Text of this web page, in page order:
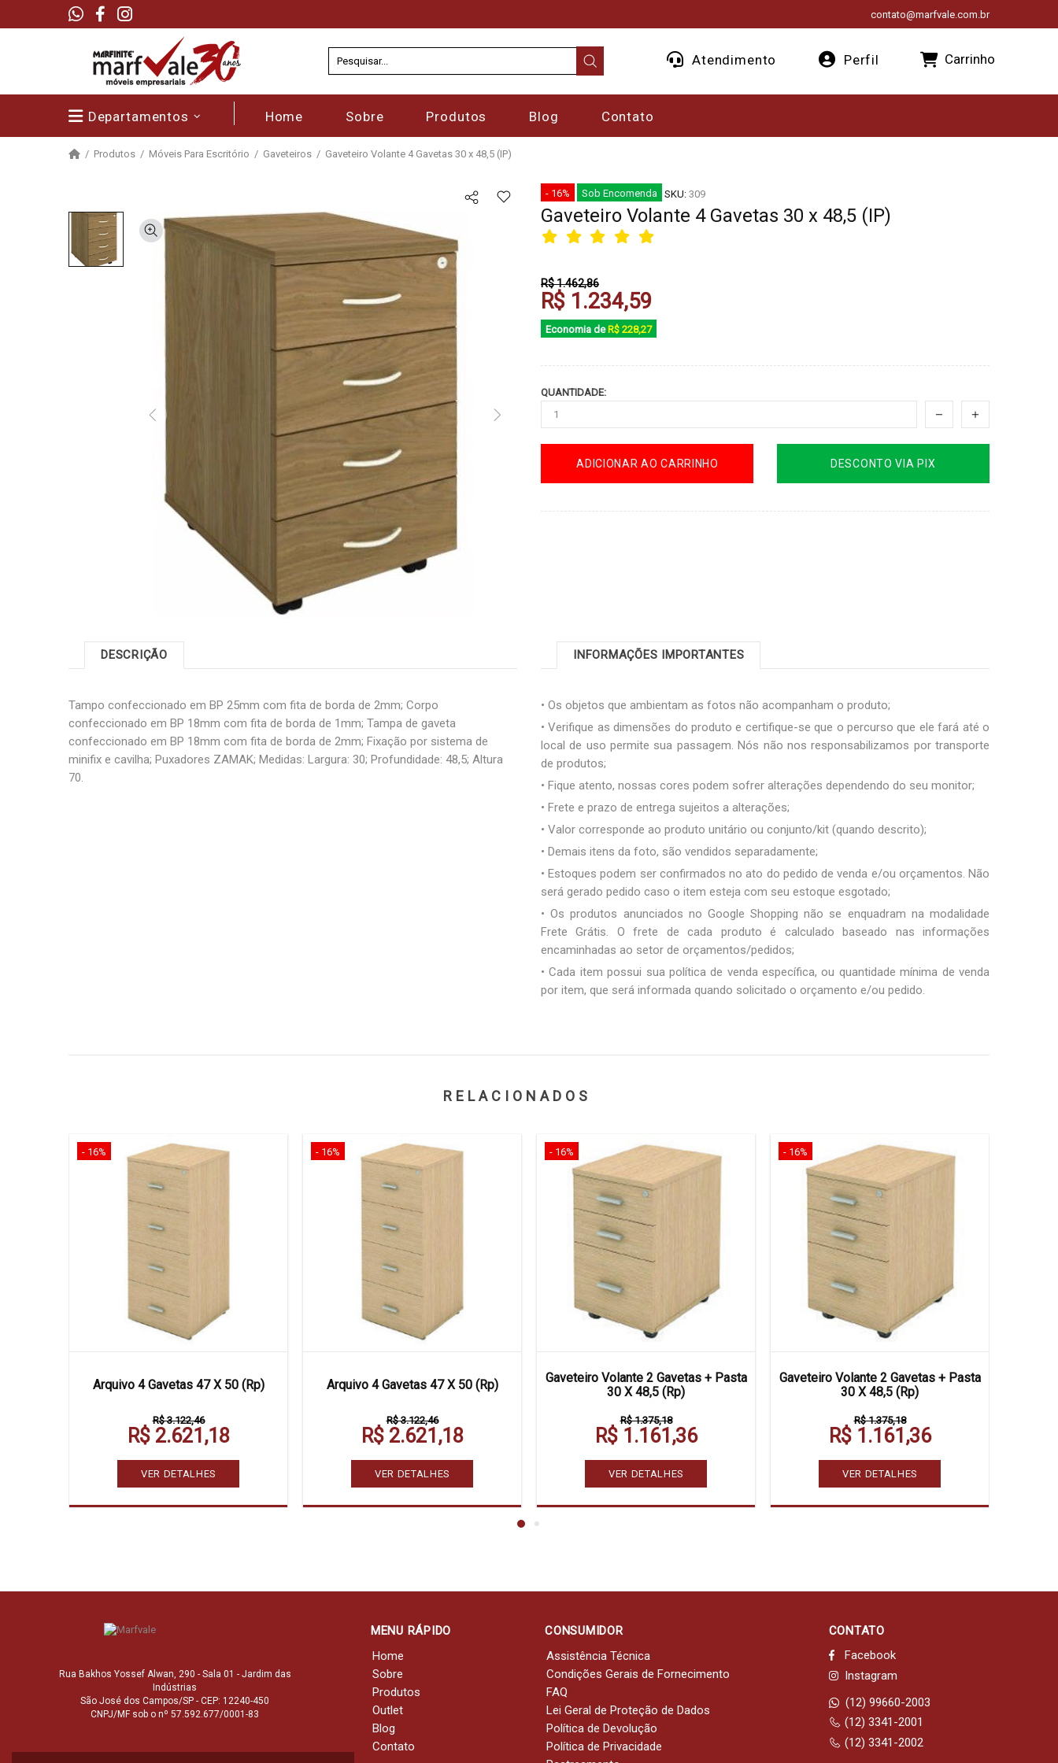
contato@marfvale.com.br
Atendimento Perfil Carrinho
Departamentos Home Sobre Produtos Blog Contato
Produtos Móveis Para Escritório Gaveteiros Gaveteiro Volante 4 Gavetas 30 x 48,5 (IP)
- 16% Sob Encomenda SKU: 309
Gaveteiro Volante 4 Gavetas 30 x 48,5 (IP)
R$ 1.462,86
R$ 1.234,59
Economia de R$ 228,27
QUANTIDADE:
ADICIONAR AO CARRINHO DESCONTO VIA PIX
DESCRIÇÃO
Tampo confeccionado em BP 25mm com fita de borda de 2mm; Corpo
confeccionado em BP 18mm com fita de borda de 1mm; Tampa de gaveta
confeccionado em BP 18mm com fita de borda de 2mm; Fixação por sistema de
minifix e cavilha; Puxadores ZAMAK; Medidas: Largura: 30; Profundidade: 48,5; Altura
70.
INFORMAÇÕES IMPORTANTES
• Os objetos que ambientam as fotos não acompanham o produto;
• Verifique as dimensões do produto e certifique-se que o percurso que ele fará até o
local de uso permite sua passagem. Nós não nos responsabilizamos por transporte
de produtos;
• Fique atento, nossas cores podem sofrer alterações dependendo do seu monitor;
• Frete e prazo de entrega sujeitos a alterações;
• Valor corresponde ao produto unitário ou conjunto/kit (quando descrito);
• Demais itens da foto, são vendidos separadamente;
• Estoques podem ser confirmados no ato do pedido de venda e/ou orçamentos. Não
será gerado pedido caso o item esteja com seu estoque esgotado;
• Os produtos anunciados no Google Shopping não se enquadram na modalidade
Frete Grátis. O frete de cada produto é calculado baseado nas informações
encaminhadas ao setor de orçamentos/pedidos;
• Cada item possui sua política de venda específica, ou quantidade mínima de venda
por item, que será informada quando solicitado o orçamento e/ou pedido.
RELACIONADOS
- 16%
Arquivo 4 Gavetas 47 X 50 (Rp)
R$ 3.122,46
R$ 2.621,18
VER DETALHES
- 16%
Arquivo 4 Gavetas 47 X 50 (Rp)
R$ 3.122,46
R$ 2.621,18
VER DETALHES
- 16%
Gaveteiro Volante 2 Gavetas + Pasta
30 X 48,5 (Rp)
R$ 1.375,18
R$ 1.161,36
VER DETALHES
- 16%
Gaveteiro Volante 2 Gavetas + Pasta
30 X 48,5 (Rp)
R$ 1.375,18
R$ 1.161,36
VER DETALHES
Rua Bakhos Yossef Alwan, 290 - Sala 01 - Jardim das
Indústrias
São José dos Campos/SP - CEP: 12240-450
CNPJ/MF sob o nº 57.592.677/0001-83
MENU RÁPIDO
Home
Sobre
Produtos
Outlet
Blog
Contato
CONSUMIDOR
Assistência Técnica
Condições Gerais de Fornecimento
FAQ
Lei Geral de Proteção de Dados
Política de Devolução
Política de Privacidade
CONTATO
Facebook
Instagram
(12) 99660-2003
(12) 3341-2001
(12) 3341-2002